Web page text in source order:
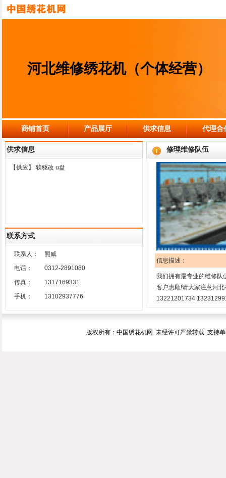
河北维修绣花机（个体经营）
商铺首页 产品展厅 供求信息 代理合
供求信息
【供应】 软驱改 u盘
联系方式
联系人：
熊威
电话：
0312-2891080
传真：
1317169331
手机：
13102937776
修理维修队伍
信息描述：
我们拥有最专业的维修队
客户惠顾!请大家注意河
13221201734
版权所有：中国绣花机网 未经许可严禁转载 支持